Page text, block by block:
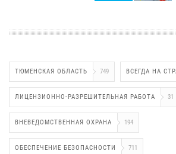
ТЮМЕНСКАЯ ОБЛАСТЬ 749 ВСЕГДА НА
ЛИЦЕНЗИОННО-РАЗРЕШИТЕЛЬНАЯ РАБОТА 31
ВНЕВЕДОМСТВЕННАЯ ОХРАНА 194
ОБЕСПЕЧЕНИЕ БЕЗОПАСНОСТИ 711